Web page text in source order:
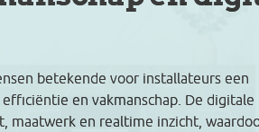
betekende voor installateurs een
en vakmanschap. De digitale
maatwerk en realtime inzicht,